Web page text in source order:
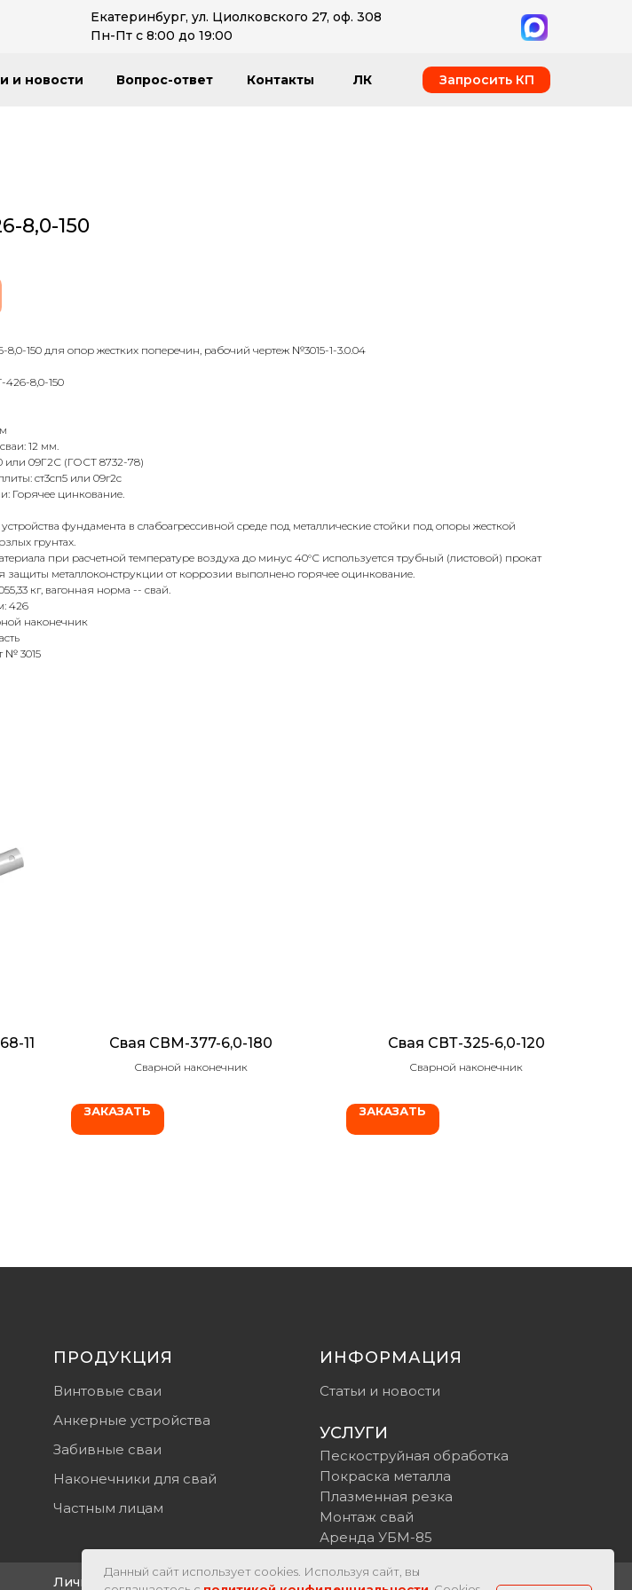
и новости Вопрос-ответ ЛК
Контакты Запросить КП
Екатеринбург, ул. Циолковского 27, оф. 308
Пн-Пт с 8:00 до 19:00
Данный сайт использует cookies. Используя сайт, вы
8,0-150
150 для опор жестких поперечин, рабочий чертеж №3015-1-3.0.04
8,0-150
12 мм.
или 09Г2С (ГОСТ 8732-78)
ст3сп5 или 09г2с
Горячее цинкование.
фундамента в слабоагрессивной среде под металлические стойки под опоры жесткой
грунтах.
при расчетной температуре воздуха до минус 40°С используется трубный (листовой) прокат
защиты металлоконструкции от коррозии выполнено горячее оцинкование.
кг, вагонная норма -- свай.
426
наконечник
№ 3015
11
Свая СВМ-377-6,0-180
Сварной наконечник
ЗАКАЗАТЬ
Свая СВТ-325-6,0-120
Сварной наконечник
ЗАКАЗАТЬ
ПРОДУКЦИЯ
Винтовые сваи
Анкерные устройства
Забивные сваи
Наконечники для свай
Частным лицам
ИНФОРМАЦИЯ
Статьи и новости
УСЛУГИ
Пескоструйная обработка
Покраска металла
Плазменная резка
Монтаж свай
Аренда УБМ-85
Личный кабинет